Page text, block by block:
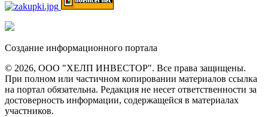
Создание информационного портала
© 2026, ООО "ХЕЛП ИНВЕСТОР". Все права защищены.
При полном или частичном копировании материалов ссылка
на портал обязательна. Редакция не несет ответственности за
достоверность информации, содержащейся в материалах
участников.